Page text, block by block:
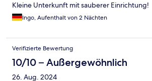
Kleine Unterkunft mit sauberer Einrichtung!
Ingo, Aufenthalt von 2 Nächten
Verifizierte Bewertung
10/10 – Außergewöhnlich
26. Aug. 2024